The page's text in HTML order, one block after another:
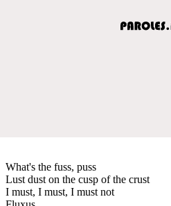
What's the fuss, puss
Lust dust on the cusp of the crust
I must, I must, I must not